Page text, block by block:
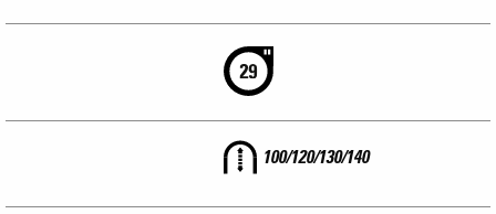
100/120/130/140